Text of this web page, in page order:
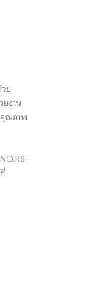
ย
ยงาน
คุณภาพ